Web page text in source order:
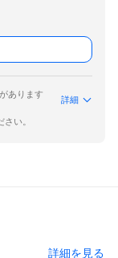
あります
詳細
い。
詳細を見る